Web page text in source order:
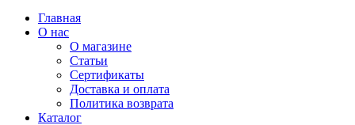
Главная
О нас
О магазине
Статьи
Сертификаты
Доставка и оплата
Политика возврата
Каталог